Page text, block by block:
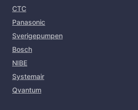
CTC
Panasonic
Sverigepumpen
Bosch
NIBE
Systemair
Qvantum